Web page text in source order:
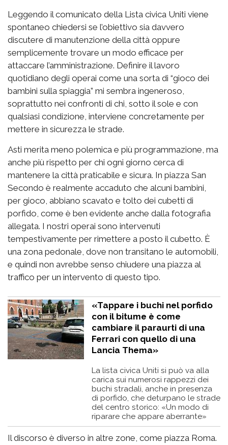
Leggendo il comunicato della Lista civica Uniti viene
spontaneo chiedersi se l’obiettivo sia davvero
discutere di manutenzione della città oppure
semplicemente trovare un modo efficace per
attaccare l’amministrazione. Definire il lavoro
quotidiano degli operai come una sorta di “gioco dei
bambini sulla spiaggia” mi sembra ingeneroso,
soprattutto nei confronti di chi, sotto il sole e con
qualsiasi condizione, interviene concretamente per
mettere in sicurezza le strade.
Asti merita meno polemica e più programmazione, ma
anche più rispetto per chi ogni giorno cerca di
mantenere la città praticabile e sicura. In piazza San
Secondo è realmente accaduto che alcuni bambini,
per gioco, abbiano scavato e tolto dei cubetti di
porfido, come è ben evidente anche dalla fotografia
allegata. I nostri operai sono intervenuti
tempestivamente per rimettere a posto il cubetto. È
una zona pedonale, dove non transitano le automobili,
e quindi non avrebbe senso chiudere una piazza al
traffico per un intervento di questo tipo.
«Tappare i buchi nel porfido
con il bitume è come
cambiare il paraurti di una
Ferrari con quello di una
Lancia Thema»
La lista civica Uniti si può va alla
carica sui numerosi rappezzi dei
buchi stradali, anche in presenza
di porfido, che deturpano le strade
del centro storico: «Un modo di
riparare che appare aberrante»
Il discorso è diverso in altre zone, come piazza Roma.